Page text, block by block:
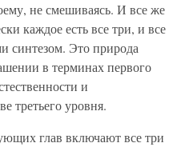
не смешиваясь. И все же
каждое есть все три, и все
синтезом. Это природа
в терминах первого
и
третьего уровня.
глав включают все три